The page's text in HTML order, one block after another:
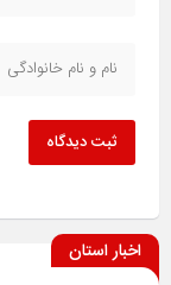
ثبت دیدگاه
اخبار استان